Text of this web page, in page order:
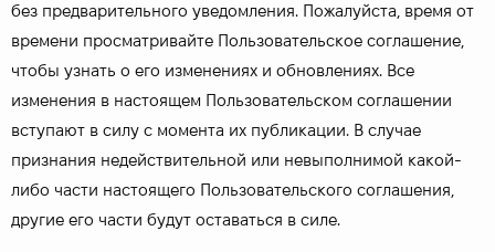
без предварительного уведомления. Пожалуйста, время от
времени просматривайте Пользовательское соглашение,
чтобы узнать о его изменениях и обновлениях. Все
изменения в настоящем Пользовательском соглашении
вступают в силу с момента их публикации. В случае
признания недействительной или невыполнимой какой-
либо части настоящего Пользовательского соглашения,
другие его части будут оставаться в силе.